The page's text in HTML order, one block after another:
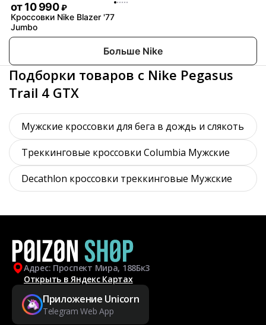
от10 990 ₽
Кроссовки Nike Blazer '77
Jumbo
Больше Nike
Подборки товаров с Nike Pegasus
Trail 4 GTX
Мужские кроссовки для бега в дождь и слякоть
Треккинговые кроссовки Columbia Мужские
Decathlon кроссовки треккинговые Мужские
Адрес: Проспект Мира, 188Бк3
Открыть в Яндекс Картах
Приложение Unicorn
Telegram Web App